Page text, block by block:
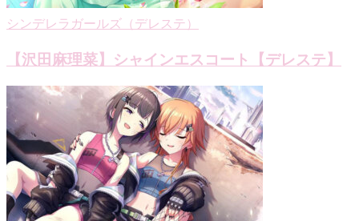
シンデレラガールズ（デレステ）
【沢田麻理菜】シャインエスコート【デレステ】